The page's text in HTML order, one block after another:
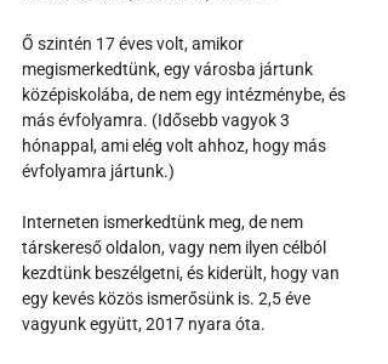
Ő szintén 17 éves volt, amikor
megismerkedtünk, egy városba jártunk
középiskolába, de nem egy intézménybe, és
más évfolyamra. (Idősebb vagyok 3
hónappal, ami elég volt ahhoz, hogy más
évfolyamra jártunk.)
Interneten ismerkedtünk meg, de nem
társkereső oldalon, vagy nem ilyen célból
kezdtünk beszélgetni, és kiderült, hogy van
egy kevés közös ismerősünk is. 2,5 éve
vagyunk együtt, 2017 nyara óta.